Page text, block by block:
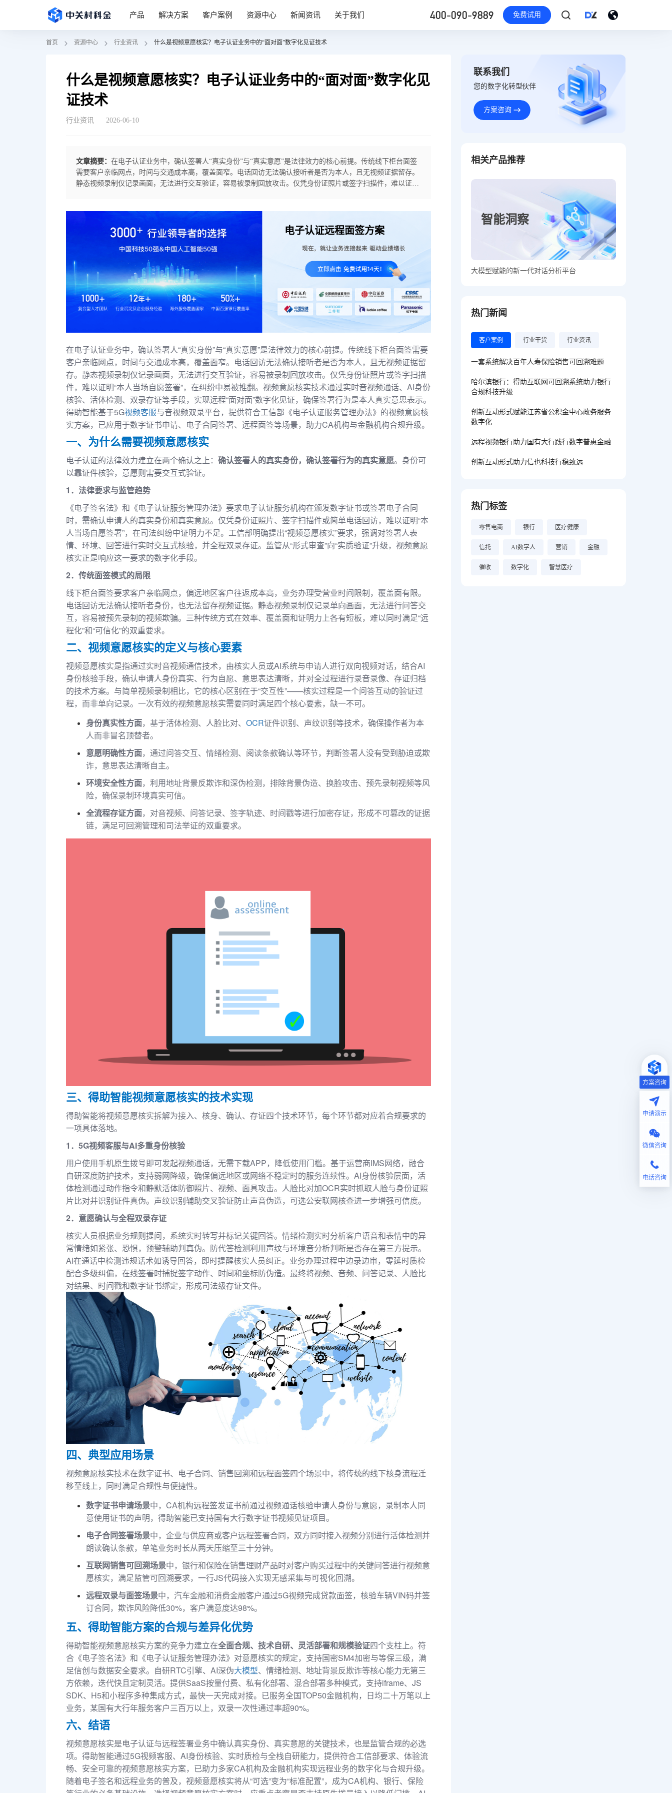
产品 解决方案 客户案例 资源中心 新闻资讯 关于我们 400-090-9889 免费试用
首页 资源中心 行业资讯 什么是视频意愿核实？电子认证业务中的“面对面”数字化见证技术
什么是视频意愿核实？电子认证业务中的“面对面”数字化见
证技术
行业资讯 2026-06-10
文章摘要： 在电子认证业务中，确认签署人“真实身份”与“真实意愿”是法律效力的核心前提。传统线下柜台面签
需要客户亲临网点，时间与交通成本高，覆盖面窄。电话回访无法确认接听者是否为本人，且无视频证据留存。
静态视频录制仅记录画面，无法进行交互验证，容易被录制回放攻击。仅凭身份证照片或签字扫描件，难以证明
电子认证远程面签方案
在电子认证业务中，确认签署人“真实身份”与“真实意愿”是法律效力的核心前提。传统线下柜台面签需要
客户亲临网点，时间与交通成本高，覆盖面窄。电话回访无法确认接听者是否为本人，且无视频证据留
存。静态视频录制仅记录画面，无法进行交互验证，容易被录制回放攻击。仅凭身份证照片或签字扫描
件，难以证明“本人当场自愿签署”，在纠纷中易被推翻。视频意愿核实技术通过实时音视频通话、AI身份
核验、活体检测、双录存证等手段，实现远程“面对面”数字化见证，确保签署行为是本人真实意思表示。
得助智能基于5G视频客服与音视频双录平台，提供符合工信部《电子认证服务管理办法》的视频意愿核
实方案，已应用于数字证书申请、电子合同签署、远程面签等场景，助力CA机构与金融机构合规升级。
一、为什么需要视频意愿核实
电子认证的法律效力建立在两个确认之上： 确认签署人的真实身份，确认签署行为的真实意愿。身份可
以靠证件核验，意愿则需要交互式验证。
1．法律要求与监管趋势
《电子签名法》和《电子认证服务管理办法》要求电子认证服务机构在颁发数字证书或签署电子合同
时，需确认申请人的真实身份和真实意愿。仅凭身份证照片、签字扫描件或简单电话回访，难以证明“本
人当场自愿签署”，在司法纠纷中证明力不足。工信部明确提出“视频意愿核实”要求，强调对签署人表
情、环境、回答进行实时交互式核验，并全程双录存证。监管从“形式审查”向“实质验证”升级，视频意愿
核实正是响应这一要求的数字化手段。
2．传统面签模式的局限
线下柜台面签要求客户亲临网点，偏远地区客户往返成本高，业务办理受营业时间限制，覆盖面有限。
电话回访无法确认接听者身份，也无法留存视频证据。静态视频录制仅记录单向画面，无法进行问答交
互，容易被预先录制的视频欺骗。三种传统方式在效率、覆盖面和证明力上各有短板，难以同时满足“远
程化”和“可信化”的双重要求。
二、视频意愿核实的定义与核心要素
视频意愿核实是指通过实时音视频通信技术，由核实人员或AI系统与申请人进行双向视频对话，结合AI
身份核验手段，确认申请人身份真实、行为自愿、意思表达清晰，并对全过程进行录音录像、存证归档
的技术方案。与简单视频录制相比，它的核心区别在于“交互性”——核实过程是一个问答互动的验证过
程，而非单向记录。一次有效的视频意愿核实需要同时满足四个核心要素，缺一不可。
身份真实性方面，基于活体检测、人脸比对、 OCR证件识别、声纹识别等技术，确保操作者为本
人而非冒名顶替者。
意愿明确性方面，通过问答交互、情绪检测、阅读条款确认等环节，判断签署人没有受到胁迫或欺
诈，意思表达清晰自主。
环境安全性方面，利用地址背景反欺诈和深伪检测，排除背景伪造、换脸攻击、预先录制视频等风
险，确保录制环境真实可信。
全流程存证方面，对音视频、问答记录、签字轨迹、时间戳等进行加密存证，形成不可篡改的证据
链，满足可回溯管理和司法举证的双重要求。
三、得助智能视频意愿核实的技术实现
得助智能将视频意愿核实拆解为接入、核身、确认、存证四个技术环节，每个环节都对应着合规要求的
一项具体落地。
1．5G视频客服与AI多重身份核验
用户使用手机原生拨号即可发起视频通话，无需下载APP，降低使用门槛。基于运营商IMS网络，融合
自研深度防护技术，支持弱网降级，确保偏远地区或网络不稳定时的服务连续性。AI身份核验层面，活
体检测通过动作指令和静默活体防御照片、视频、面具攻击。人脸比对加OCR实时抓取人脸与身份证照
片比对并识别证件真伪。声纹识别辅助交叉验证防止声音伪造，可选公安联网核查进一步增强可信度。
2．意愿确认与全程双录存证
核实人员根据业务规则提问，系统实时转写并标记关键回答。情绪检测实时分析客户语音和表情中的异
常情绪如紧张、恐惧，预警辅助判真伪。防代答检测利用声纹与环境音分析判断是否存在第三方提示。
AI在通话中检测违规话术如诱导回答，即时提醒核实人员纠正。业务办理过程中边录边审，零延时质检
配合多级纠偏，在线签署时捕捉签字动作、时间和坐标防伪造。最终将视频、音频、问答记录、人脸比
对结果、时间戳和数字证书绑定，形成司法级存证文件。
四、典型应用场景
视频意愿核实技术在数字证书、电子合同、销售回溯和远程面签四个场景中，将传统的线下核身流程迁
移至线上，同时满足合规性与便捷性。
数字证书申请场景中，CA机构远程签发证书前通过视频通话核验申请人身份与意愿，录制本人同
意使用证书的声明，得助智能已支持国有大行数字证书视频见证项目。
电子合同签署场景中，企业与供应商或客户远程签署合同，双方同时接入视频分别进行活体检测并
朗读确认条款，单笔业务时长从两天压缩至三十分钟。
互联网销售可回溯场景中，银行和保险在销售理财产品时对客户购买过程中的关键问答进行视频意
愿核实，满足监管可回溯要求，一行JS代码接入实现无感采集与可视化回溯。
远程双录与面签场景中，汽车金融和消费金融客户通过5G视频完成贷款面签，核验车辆VIN码并签
订合同，欺诈风险降低30%，客户满意度达98%。
五、得助智能方案的合规与差异化优势
得助智能视频意愿核实方案的竞争力建立在全面合规、技术自研、灵活部署和规模验证四个支柱上。符
合《电子签名法》和《电子认证服务管理办法》对意愿核实的规定，支持国密SM4加密与等保三级，满
足信创与数据安全要求。自研RTC引擎、AI深伪大模型、情绪检测、地址背景反欺诈等核心能力无第三
方依赖，迭代快且定制灵活。提供SaaS按量付费、私有化部署、混合部署多种模式，支持iframe、JS
SDK、H5和小程序多种集成方式，最快一天完成对接。已服务全国TOP50金融机构，日均二十万笔以上
业务，某国有大行年服务客户三百万以上，双录一次性通过率超90%。
六、结语
视频意愿核实是电子认证与远程签署业务中确认真实身份、真实意愿的关键技术，也是监管合规的必选
项。得助智能通过5G视频客服、AI身份核验、实时质检与全栈自研能力，提供符合工信部要求、体验流
畅、安全可靠的视频意愿核实方案，已助力多家CA机构及金融机构实现远程业务的数字化与合规升级。
随着电子签名和远程业务的普及，视频意愿核实将从“可选”变为“标准配置”，成为CA机构、银行、保险
联系我们
您的数字化转型伙伴
方案咨询
相关产品推荐
智能洞察
大模型赋能的新一代对话分析平台
热门新闻
客户案例 行业干货 行业资讯
一套系统解决百年人寿保险销售可回溯难题
哈尔滨银行：得助互联网可回溯系统助力银行
合规科技升级
创新互动形式赋能江苏省公积金中心政务服务
数字化
远程视频银行助力国有大行践行数字普惠金融
创新互动形式助力信也科技行稳致远
热门标签
零售电商 银行 医疗健康
信托 AI数字人 营销 金融
催收 数字化 智慧医疗
方案咨询
申请演示
微信咨询
电话咨询